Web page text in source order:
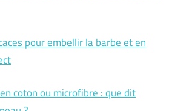
pour embellir la barbe et en
coton ou microfibre : que dit